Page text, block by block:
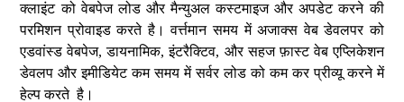
क्लाइंट को वेबपेज लोड और मैन्युअल कस्टमाइज और अपडेट करने की
परमिशन प्रोवाइड करते है। वर्त्तमान समय में अजाक्स वेब डेवलपर को
एडवांस्ड वेबपेज, डायनामिक, इंटरैक्टिव, और सहज फ़ास्ट वेब एप्लिकेशन
डेवलप और इमीडियेट कम समय में सर्वर लोड को कम कर प्रीव्यू करने में
हेल्प करते है।